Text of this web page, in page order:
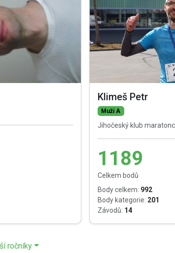
Klimeš Petr
Muži A
Jihočeský klub
1189
Celkem bodů
Body celkem: 992
Body kategorie: 201
Závodů: 14
ročníky